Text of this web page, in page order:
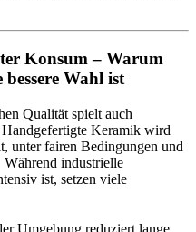
Konsum – Warum
Wahl ist
Qualität spielt auch
Keramik wird
unter fairen Bedingungen und
industrielle
ist, setzen viele
Umgebung reduziert lange